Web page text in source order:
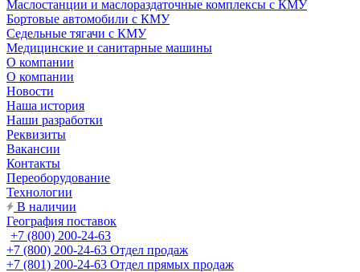
Маслостанции и маслораздаточные комплексы с КМУ
Бортовые автомобили с КМУ
Седельные тягачи с КМУ
Медицинские и санитарные машины
О компании
О компании
Новости
Наша история
Наши разработки
Реквизиты
Вакансии
Контакты
Переоборудование
Технологии
В наличии
География поставок
+7 (800) 200-24-63
+7 (800) 200-24-63 Отдел продаж
+7 (801) 200-24-63 Отдел прямых продаж